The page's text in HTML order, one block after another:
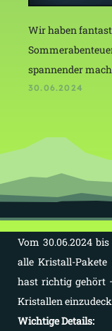
Wir haben
spannender
30.06.2024
Vom 30.06.2024
alle Kristall-
hast richtig gehört
Kristallen
Wichtige Details: